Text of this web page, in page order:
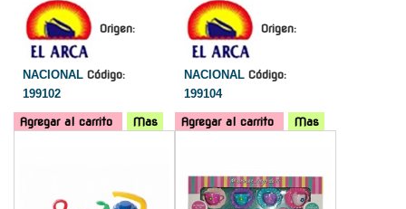
Origen:
NACIONAL Código:
199102
Agregar al carrito Mas
Origen:
NACIONAL Código:
199104
Agregar al carrito
Mas